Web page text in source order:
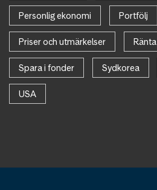
Personlig ekonomi Portfölj
Priser och utmärkelser Ränta
Spara i fonder Sydkorea
USA